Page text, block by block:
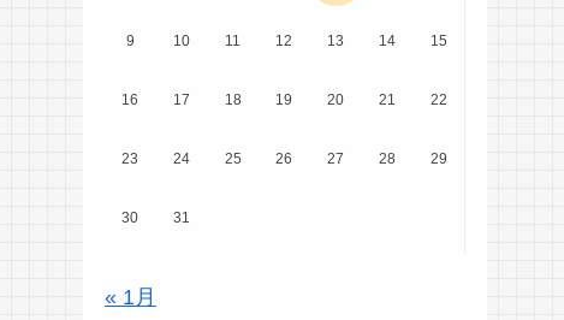
9 10 11 12 13 14 15
16 17 18 19 20 21 22
23 24 25 26 27 28 29
30 31
« 1月